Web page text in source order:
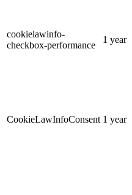
cookielawinfo-
checkbox-performance
1 year
CookieLawInfoConsent 1 year